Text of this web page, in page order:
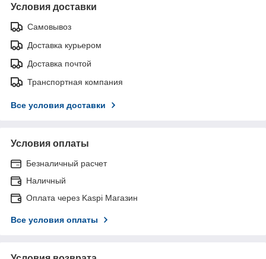
Условия доставки
Самовывоз
Доставка курьером
Доставка почтой
Транспортная компания
Все условия доставки
Условия оплаты
Безналичный расчет
Наличный
Оплата через Kaspi Магазин
Все условия оплаты